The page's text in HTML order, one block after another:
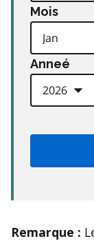
Mois
Anneé
Remarque :